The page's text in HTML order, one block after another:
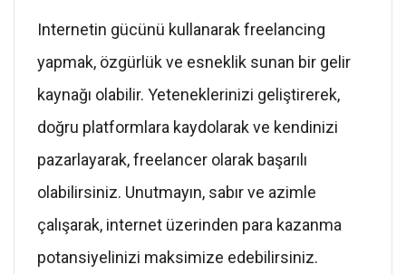
Internetin gücünü kullanarak freelancing
yapmak, özgürlük ve esneklik sunan bir gelir
kaynağı olabilir. Yeteneklerinizi geliştirerek,
doğru platformlara kaydolarak ve kendinizi
pazarlayarak, freelancer olarak başarılı
olabilirsiniz. Unutmayın, sabır ve azimle
çalışarak, internet üzerinden para kazanma
potansiyelinizi maksimize edebilirsiniz.